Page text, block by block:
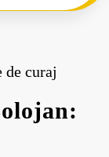
de curaj